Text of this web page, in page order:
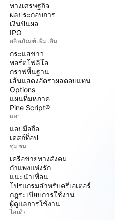
ทางเศรษฐกิจ
ผลประกอบการ
เงินปันผล
IPO
ผลิตภัณฑ์เพิ่มเติม
กระแสข่าว
พอร์ตโฟลิโอ
กราฟพื้นฐาน
เส้นแสดงอัตราผลตอบแทน
Options
แผนที่มหภาค
Pine Script®
แอป
แอปมือถือ
เดสก์ท็อป
ชุมชน
เครือข่ายทางสังคม
กำแพงแห่งรัก
แนะนำเพื่อน
โปรแกรมสำหรับครีเอเตอร์
กฎระเบียบการใช้งาน
ผู้ดูแลการใช้งาน
ไอเดีย